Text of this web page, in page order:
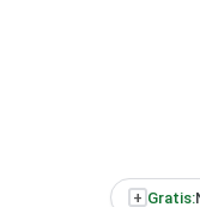
+ Gratis: